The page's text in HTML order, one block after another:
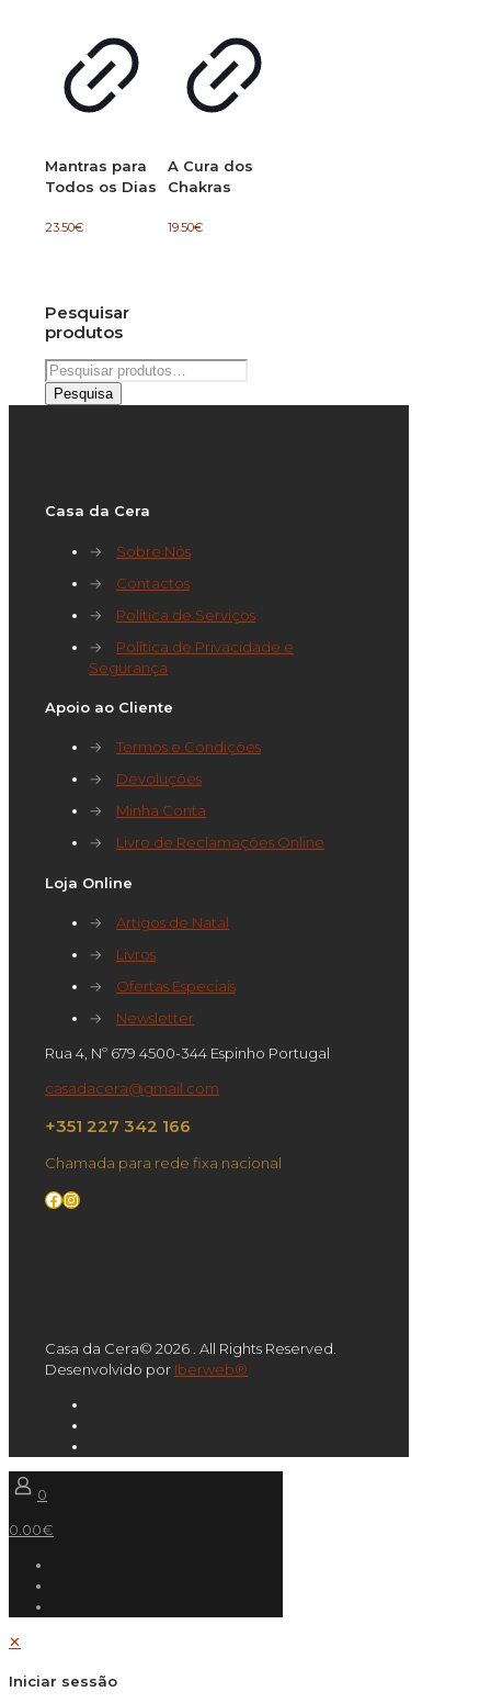
Mantras para
Todos os Dias
23.50€
A Cura dos
Chakras
19.50€
Pesquisar
produtos
Pesquisar
por:
Pesquisa
Casa da Cera
→
Sobre Nós
→
Contactos
→
Política de Serviços
→
Política de Privacidade e
Segurança
Apoio ao Cliente
→
Termos e Condições
→
Devoluções
→
Minha Conta
→
Livro de Reclamações Online
Loja Online
→
Artigos de Natal
→
Livros
→
Ofertas Especiais
→
Newsletter
Rua 4, Nº 679 4500-344 Espinho Portugal
casadacera@gmail.com
+351 227 342 166
Chamada para rede fixa nacional
Facebook
Instagram
Casa da Cera© 2026 . All Rights Reserved.
Desenvolvido por Iberweb®
0
0.00€
✕
Iniciar sessão